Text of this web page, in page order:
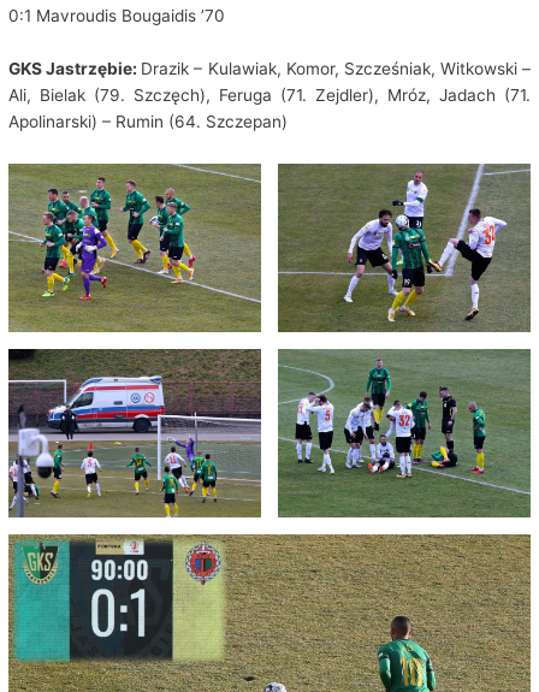
0:1 Mavroudis Bougaidis ’70
GKS Jastrzębie: Drazik – Kulawiak, Komor, Szcześniak, Witkowski –
Ali, Bielak (79. Szczęch), Feruga (71. Zejdler), Mróz, Jadach (71.
Apolinarski) – Rumin (64. Szczepan)